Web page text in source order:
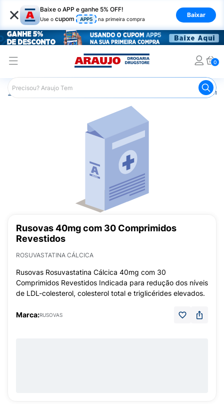
× Baixe o APP e ganhe 5% OFF!
Use o cupom APP5 na primeira compra
Baixar
0
Araujo Medicamentos
Rusovas 40mg com 30 Comprimidos
Revestidos
ROSUVASTATINA CÁLCICA
Rusovas Rosuvastatina Cálcica 40mg com 30
Comprimidos Revestidos Indicada para redução dos níveis
de LDL-colesterol, colesterol total e triglicérides elevados.
Marca:RUSOVAS